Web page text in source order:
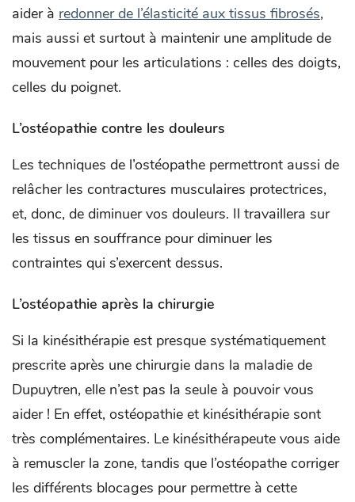
aider à redonner de l’élasticité aux tissus fibrosés,
mais aussi et surtout à maintenir une amplitude de
mouvement pour les articulations : celles des doigts,
celles du poignet.
L’ostéopathie contre les douleurs
Les techniques de l’ostéopathe permettront aussi de
relâcher les contractures musculaires protectrices,
et, donc, de diminuer vos douleurs. Il travaillera sur
les tissus en souffrance pour diminuer les
contraintes qui s’exercent dessus.
L’ostéopathie après la chirurgie
Si la kinésithérapie est presque systématiquement
prescrite après une chirurgie dans la maladie de
Dupuytren, elle n’est pas la seule à pouvoir vous
aider ! En effet, ostéopathie et kinésithérapie sont
très complémentaires. Le kinésithérapeute vous aide
à remuscler la zone, tandis que l’ostéopathe corriger
les différents blocages pour permettre à cette